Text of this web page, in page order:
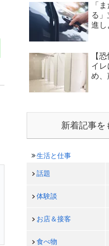
「
る
進し
【
イレ
め
新着記事を
生活と仕事
話題
体験談
お店＆接客
食べ物